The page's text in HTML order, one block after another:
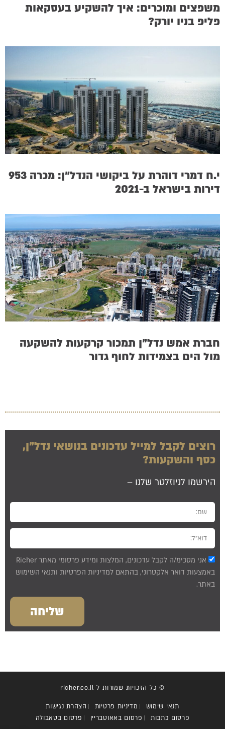
משפצים ומוכרים: איך להשקיע בעסקאות
פליפ בניו יורק?
י.ח דמרי דוהרת על ביקושי הנדל”ן: מכרה 953
דירות בישראל ב-2021
חברת אמש נדל”ן תמכור קרקעות להשקעה
מול הים בצמידות לחוף גדור
רוצים לקבל למייל עדכונים בנושאי נדל”ן,
כסף והשקעות?
הירשמו לניוזלטר שלנו –
אני מסכימ/ה לקבל עדכונים, המלצות ומידע פרסומי מאתר Richer
באמצעות דואר אלקטרוני, בהתאם למדיניות הפרטיות ותנאי השימוש
באתר.
שליחה
© כל הזכויות שמורות ל-richer.co.il
תנאי שימוש מדיניות פרטיות
הצהרת נגישות
פרסום כתבות
פרסום באאוטבריין פרסום בטאבולה